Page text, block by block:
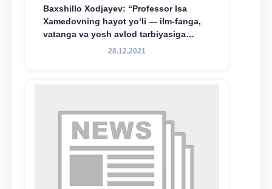
Baxshillo Xodjayev: “Professor Isa
Xamedovning hayot yo‘li — ilm-fanga,
vatanga va yosh avlod tarbiyasiga
sodiqlikning oliy namunasidir”.
28.12.2021